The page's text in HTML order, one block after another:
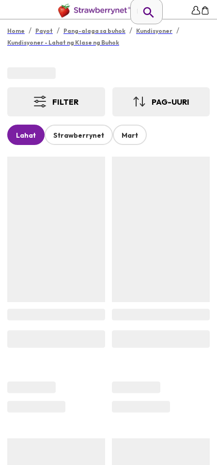
Home / Payot / Pang-alaga sa buhok / Kundisyoner /
Kundisyoner - Lahat ng Klase ng Buhok
FILTER PAG-UURI
Lahat Strawberrynet Mart